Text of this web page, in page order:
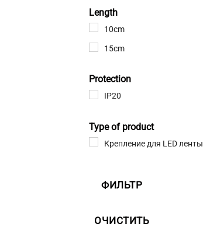
Length
10cm
15cm
Protection
IP20
Type of product
Крепление для LED ленты
ФИЛЬТР
ОЧИСТИТЬ